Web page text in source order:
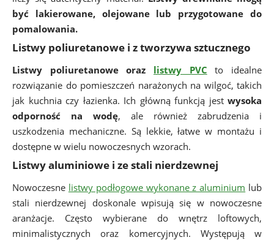
być lakierowane, olejowane lub przygotowane do
pomalowania.
Listwy poliuretanowe i z tworzywa sztucznego
Listwy poliuretanowe oraz listwy PVC
to idealne
rozwiązanie do pomieszczeń narażonych na wilgoć, takich
jak kuchnia czy łazienka. Ich główną funkcją jestwysoka
odporność na wodę, ale również zabrudzenia i
uszkodzenia mechaniczne. Są lekkie, łatwe w montażu i
dostępne w wielu nowoczesnych wzorach.
Listwy aluminiowe i ze stali nierdzewnej
Nowoczesne listwy podłogowe wykonane z aluminium lub
stali nierdzewnej doskonale wpisują się w nowoczesne
aranżacje. Często wybierane do wnętrz loftowych,
minimalistycznych oraz komercyjnych. Występują w